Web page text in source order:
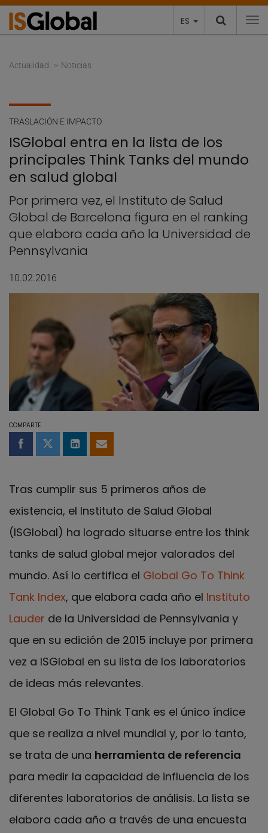
ES
Actualidad Noticias
TRASLACIÓN E IMPACTO
ISGlobal entra en la lista de los
principales Think Tanks del mundo
en salud global
Por primera vez, el Instituto de Salud
Global de Barcelona figura en el ranking
que elabora cada año la Universidad de
Pennsylvania
10.02.2016
COMPARTE
Compartir en Facebook
Compartir en Twitter
Compartir en LinkedIn
Compartir por email
Tras cumplir sus 5 primeros años de
existencia, el Instituto de Salud Global
(ISGlobal) ha logrado situarse entre los think
tanks de salud global mejor valorados del
mundo. Así lo certifica el Global Go To Think
Tank Index, que elabora cada año el Instituto
Lauder de la Universidad de Pennsylvania y
que en su edición de 2015 incluye por primera
vez a ISGlobal en su lista de los laboratorios
de ideas más relevantes.
El Global Go To Think Tank es el único índice
que se realiza a nivel mundial y, por lo tanto,
se trata de una herramienta de referencia
para medir la capacidad de influencia de los
diferentes laboratorios de análisis. La lista se
elabora cada año a través de una encuesta